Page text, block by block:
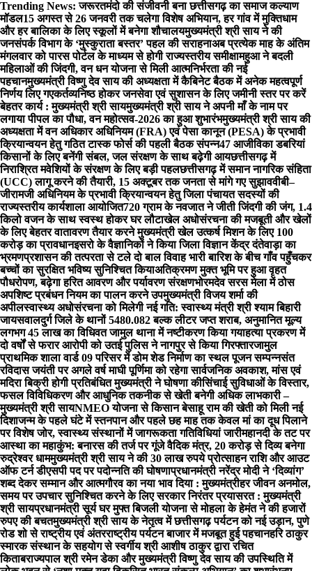
Skip
to
content
Trending News: जरूरतमंदो की संजीवनी बना छत्तीसगढ़ का समाज कल्याण
मॉडल15 अगस्त से 26 जनवरी तक चलेगा विशेष अभियान, हर गांव में मुक्तिधाम
और हर बालिका के लिए स्कूलों में बनेगा शौचालयमुख्यमंत्री श्री साय ने की
जनसंपर्क विभाग के ‘मुस्कुराता बस्तर’ पहल की सराहनाअब प्रत्येक माह के अंतिम
मंगलवार को पारस पोर्टल के माध्यम से होगी राज्यस्तरीय समीक्षामहुआ ने बदली
महिलाओं की जिंदगी, वन धन योजना से मिली आत्मनिर्भरता की नई
पहचानमुख्यमंत्री विष्णु देव साय की अध्यक्षता में कैबिनेट बैठक में अनेक महत्वपूर्ण
निर्णय लिए गएकर्तव्यनिष्ठ होकर जनसेवा एवं सुशासन के लिए जमीनी स्तर पर करें
बेहतर कार्य : मुख्यमंत्री श्री सायमुख्यमंत्री श्री साय ने अपनी माँ के नाम पर
लगाया पीपल का पौधा, वन महोत्सव-2026 का हुआ शुभारंभमुख्यमंत्री श्री साय की
अध्यक्षता में वन अधिकार अधिनियम (FRA) एवं पेसा कानून (PESA) के प्रभावी
क्रियान्वयन हेतु गठित टास्क फोर्स की पहली बैठक संपन्न47 आजीविका डबरियां
किसानों के लिए बनेंगी संबल, जल संरक्षण के साथ बढ़ेगी आयछत्तीसगढ़ में
निराश्रित मवेशियों के संरक्षण के लिए बड़ी पहलछत्तीसगढ़ में समान नागरिक संहिता
(UCC) लागू करने की तैयारी, 15 अक्टूबर तक जनता से मांगे गए सुझाववीबी–
जीरामजी अधिनियम के प्रभावी क्रियान्वयन हेतु जिला पंचायत सदस्यों की
राज्यस्तरीय कार्यशाला आयोजित720 ग्राम के नवजात ने जीती जिंदगी की जंग, 1.4
किलो वजन के साथ स्वस्थ होकर घर लौटाखेल अधोसंरचना की मजबूती और खेलों
के लिए बेहतर वातावरण तैयार करने मुख्यमंत्री खेल उत्कर्ष मिशन के लिए 100
करोड़ का प्रावधानइसरो के वैज्ञानिकों ने किया जिला विज्ञान केंद्र दंतेवाड़ा का
भ्रमणप्रशासन की तत्परता से टले दो बाल विवाह भारी बारिश के बीच गाँव पहुँचकर
बच्चों का सुरक्षित भविष्य सुनिश्चित कियाअतिक्रमण मुक्त भूमि पर हुआ वृहत
पौधरोपण, बढ़ेगा हरित आवरण और पर्यावरण संरक्षणभोरमदेव सरस मेला में ठोस
अपशिष्ट प्रबंधन नियम का पालन करने उपमुख्यमंत्री विजय शर्मा की
अपीलस्वास्थ्य अधोसंरचना को मिलेगी नई गति: स्वास्थ्य मंत्री श्री श्याम बिहारी
जायसवालदुर्ग जिले के थानों 5480.082 बल्क लीटर जप्त शराब, अनुमानित मूल्य
लगभग 45 लाख का विधिवत जामुल थाना में नष्टीकरण किया गयाहत्या प्रकरण में
दो वर्षों से फरार आरोपी को उतई पुलिस ने नागपुर से किया गिरफ्तारजामुल
प्राथमिक शाला वार्ड 09 परिसर में डोम शेड निर्माण का स्थल पूजन सम्पन्नसंत
रविदास जयंती पर अगले वर्ष माघी पूर्णिमा को रहेगा सार्वजनिक अवकाश, मांस एवं
मदिरा बिक्री होगी प्रतिबंधित मुख्यमंत्री ने घोषणा कीसिंचाई सुविधाओं के विस्तार,
फसल विविधिकरण और आधुनिक तकनीक से खेती बनेगी अधिक लाभकारी –
मुख्यमंत्री श्री सायNMEO योजना से किसान बेसाहू राम की खेती को मिली नई
दिशाजन्म के पहले घंटे में स्तनपान और पहले छह माह तक केवल मां का दूध पिलाने
पर विशेष जोर, स्वास्थ्य संस्थानों में जागरूकता गतिविधियां जारीमहानदी के तट पर
आस्था का महाकुंभ: बनारस की तर्ज पर गूंजे वैदिक मंत्र, 20 करोड़ से दिव्य बनेगा
रुद्रेश्वर धाममुख्यमंत्री श्री साय ने की 30 लाख रुपये प्रोत्साहन राशि और आउट
ऑफ टर्न डीएसपी पद पर पदोन्नति की घोषणाप्रधानमंत्री नरेंद्र मोदी ने ‘दिव्यांग’
शब्द देकर सम्मान और आत्मगौरव का नया भाव दिया : मुख्यमंत्रीहर जीवन अनमोल,
समय पर उपचार सुनिश्चित करने के लिए सरकार निरंतर प्रयासरत : मुख्यमंत्री
श्री सायप्रधानमंत्री सूर्य घर मुफ्त बिजली योजना से मोहला के हेमंत ने की हजारों
रुपए की बचतमुख्यमंत्री श्री साय के नेतृत्व में छत्तीसगढ़ पर्यटन को नई उड़ान, पुणे
रोड शो से राष्ट्रीय एवं अंतरराष्ट्रीय पर्यटन बाजार में मजबूत हुई पहचानहरि ठाकुर
स्मारक संस्थान के सहयोग से स्वर्गीय श्री आशीष ठाकुर द्वारा रचित
किताबराज्यपाल श्री रमेन डेका और मुख्यमंत्री विष्णु देव साय की उपस्थिति में